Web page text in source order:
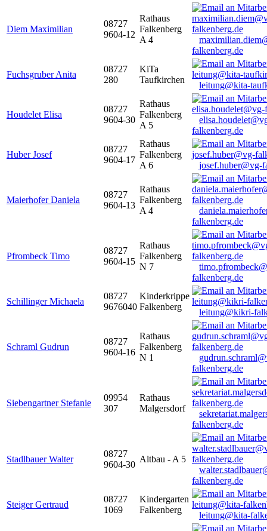
Diem Maximilian
08727
9604-12
Rathaus
Falkenberg
A 4
falkenberg.de
Fuchsgruber Anita
08727
280
KiTa
Taufkirchen
leitung@kita-
Houdelet Elisa
08727
9604-30
Rathaus
Falkenberg
A 5
falkenberg.de
Huber Josef
08727
9604-17
Rathaus
Falkenberg
A 6
josef.huber@vg-
Maierhofer Daniela
08727
9604-13
Rathaus
Falkenberg
A 4
falkenberg.de
Pfrombeck Timo
08727
9604-15
Rathaus
Falkenberg
N 7
falkenberg.de
Schillinger Michaela
08727
9676040
Kinderkrippe
Falkenberg
leitung@kikri-
Schraml Gudrun
08727
9604-16
Rathaus
Falkenberg
N 1
falkenberg.de
Siebengartner Stefanie
09954
307
Rathaus
Malgersdorf
falkenberg.de
Stadlbauer Walter
08727
9604-30
Altbau - A 5
falkenberg.de
Steiger Gertraud
08727
1069
Kindergarten
Falkenberg
leitung@kita-